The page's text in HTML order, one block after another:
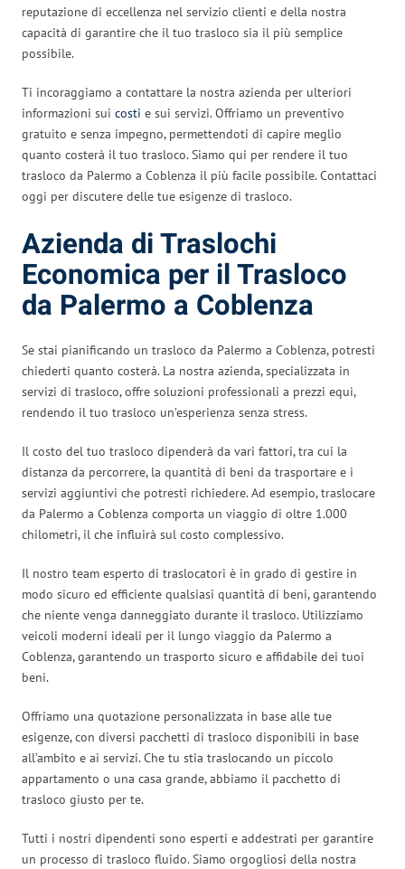
reputazione di eccellenza nel servizio clienti e della nostra
capacità di garantire che il tuo trasloco sia il più semplice
possibile.
Ti incoraggiamo a contattare la nostra azienda per ulteriori
informazioni sui costi e sui servizi. Offriamo un preventivo
gratuito e senza impegno, permettendoti di capire meglio
quanto costerà il tuo trasloco. Siamo qui per rendere il tuo
trasloco da Palermo a Coblenza il più facile possibile. Contattaci
oggi per discutere delle tue esigenze di trasloco.
Azienda di Traslochi
Economica per il Trasloco
da Palermo a Coblenza
Se stai pianificando un trasloco da Palermo a Coblenza, potresti
chiederti quanto costerà. La nostra azienda, specializzata in
servizi di trasloco, offre soluzioni professionali a prezzi equi,
rendendo il tuo trasloco un’esperienza senza stress.
Il costo del tuo trasloco dipenderà da vari fattori, tra cui la
distanza da percorrere, la quantità di beni da trasportare e i
servizi aggiuntivi che potresti richiedere. Ad esempio, traslocare
da Palermo a Coblenza comporta un viaggio di oltre 1.000
chilometri, il che influirà sul costo complessivo.
Il nostro team esperto di traslocatori è in grado di gestire in
modo sicuro ed efficiente qualsiasi quantità di beni, garantendo
che niente venga danneggiato durante il trasloco. Utilizziamo
veicoli moderni ideali per il lungo viaggio da Palermo a
Coblenza, garantendo un trasporto sicuro e affidabile dei tuoi
beni.
Offriamo una quotazione personalizzata in base alle tue
esigenze, con diversi pacchetti di trasloco disponibili in base
all’ambito e ai servizi. Che tu stia traslocando un piccolo
appartamento o una casa grande, abbiamo il pacchetto di
trasloco giusto per te.
Tutti i nostri dipendenti sono esperti e addestrati per garantire
un processo di trasloco fluido. Siamo orgogliosi della nostra